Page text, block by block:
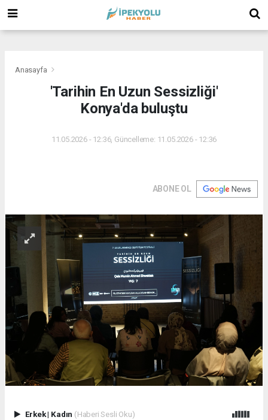
Anasayfa
'Tarihin En Uzun Sessizliği'
Konya'da buluştu
11.05.2026 - 12:36, Güncelleme: 11.05.2026 - 12:36
ABONE OL
Erkek| Kadın (Haberi Sesli Oku)